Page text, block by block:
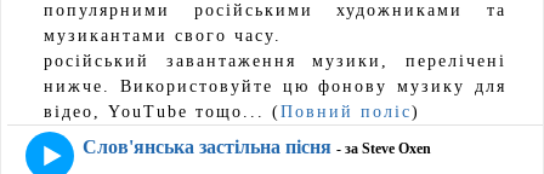
популярними російськими художниками та
музикантами свого часу.
російський завантаження музики, перелічені
нижче. Використовуйте цю фонову музику для
відео, YouTube тощо... (Повний поліс)
Слов'янська застільна пісня - за Steve Oxen